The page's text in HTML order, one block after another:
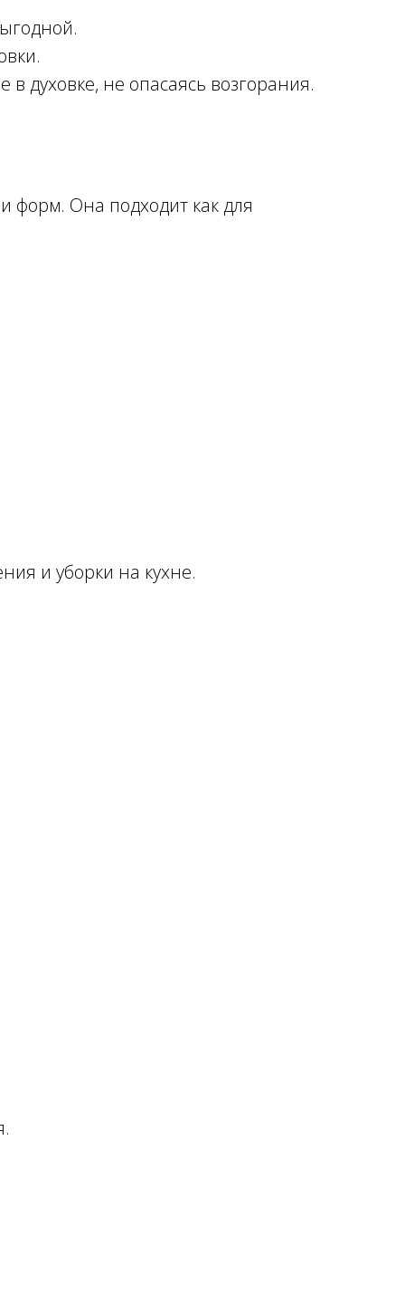
в духовке, не опасаясь возгорания.
форм. Она подходит как для
и уборки на кухне.